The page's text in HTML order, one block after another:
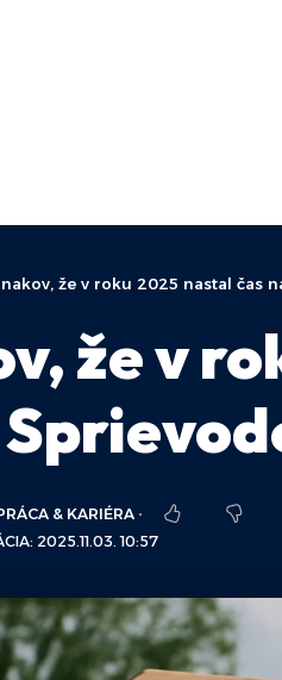
že v roku 2025 nastal čas
že v
2025.11.03. 10:57
& KARIÉRA